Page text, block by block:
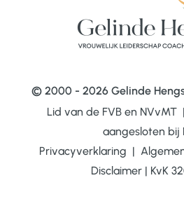
© 2000 - 2026 Gelinde
Lid van de FVB en
aangesloten bij
Privacyverklaring |
Disclaimer | KvK